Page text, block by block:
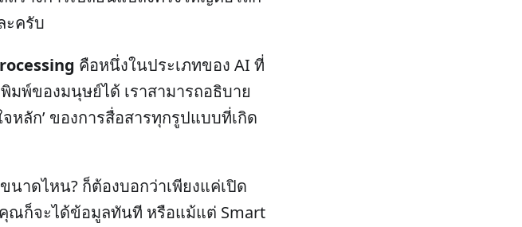
ะครับ
คือหนึ่งในประเภทของ AI ที่
มพ์ของมนุษย์ได้ เราสามารถอธิบาย
จหลัก’ ของการสื่อสารทุกรูปแบบที่เกิด
าดไหน? ก็ต้องบอกว่าเพียงแค่เปิด
ณก็จะได้ข้อมูลทันที หรือแม้แต่ Smart